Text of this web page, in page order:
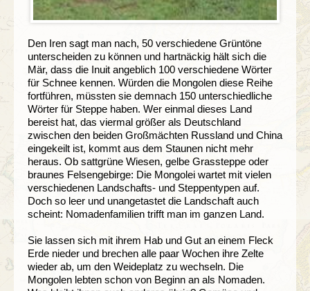
Den Iren sagt man nach, 50 verschiedene Grüntöne
unterscheiden zu können und hartnäckig hält sich die
Mär, dass die Inuit angeblich 100 verschiedene Wörter
für Schnee kennen. Würden die Mongolen diese Reihe
fortführen, müssten sie demnach 150 unterschiedliche
Wörter für Steppe haben. Wer einmal dieses Land
bereist hat, das viermal größer als Deutschland
zwischen den beiden Großmächten Russland und China
eingekeilt ist, kommt aus dem Staunen nicht mehr
heraus. Ob sattgrüne Wiesen, gelbe Grassteppe oder
braunes Felsengebirge: Die Mongolei wartet mit vielen
verschiedenen Landschafts- und Steppentypen auf.
Doch so leer und unangetastet die Landschaft auch
scheint: Nomadenfamilien trifft man im ganzen Land.
Sie lassen sich mit ihrem Hab und Gut an einem Fleck
Erde nieder und brechen alle paar Wochen ihre Zelte
wieder ab, um den Weideplatz zu wechseln. Die
Mongolen lebten schon von Beginn an als Nomaden.